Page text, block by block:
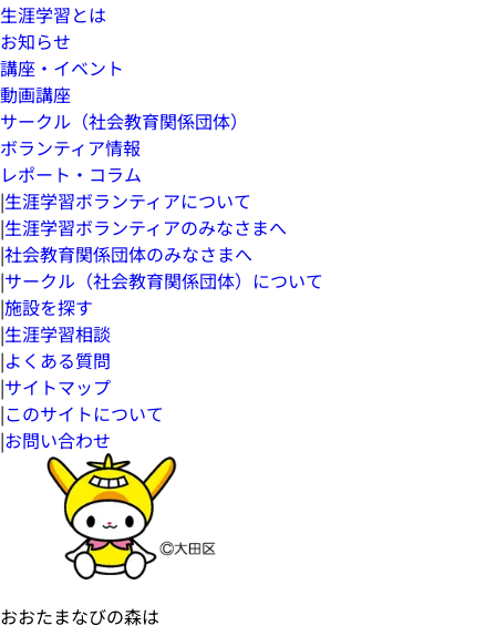
生涯学習とは
お知らせ
講座・イベント
動画講座
サークル（社会教育関係団体）
ボランティア情報
レポート・コラム
|生涯学習ボランティアについて
|生涯学習ボランティアのみなさまへ
|社会教育関係団体のみなさまへ
|サークル（社会教育関係団体）について
|施設を探す
|生涯学習相談
|よくある質問
|サイトマップ
|このサイトについて
|お問い合わせ
おおたまなびの森は